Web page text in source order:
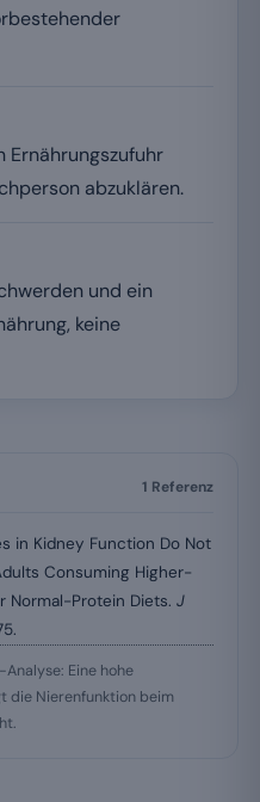
Ernährungszufuhr
abzuklären.
und ein
keine
1 Referenz
in Kidney Function Do Not
Consuming Higher-
Normal-Protein Diets. J
Eine hohe
die Nierenfunktion beim